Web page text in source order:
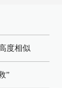
度相似
”